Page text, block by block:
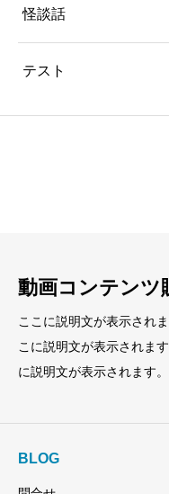
怪談話
テスト
動画コンテンツ
ここに説明文が表示され
こに説明文が表示されま
に説明文が表示されます。
BLOG